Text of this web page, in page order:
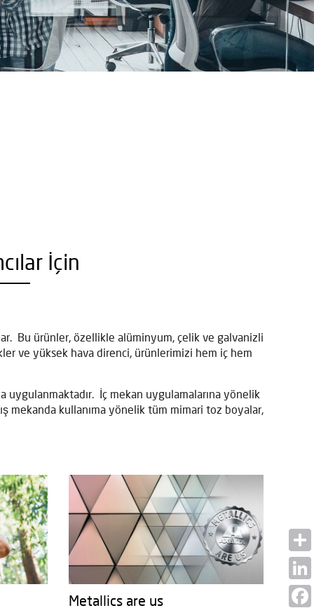
Share
İçin
Bu ürünler, özellikle alüminyum, çelik ve galvanizli
ve yüksek hava direnci, ürünlerimizi hem iç hem
uygulanmaktadır. İç mekan uygulamalarına yönelik
mekanda kullanıma yönelik tüm mimari toz boyalar,
Metallics are us